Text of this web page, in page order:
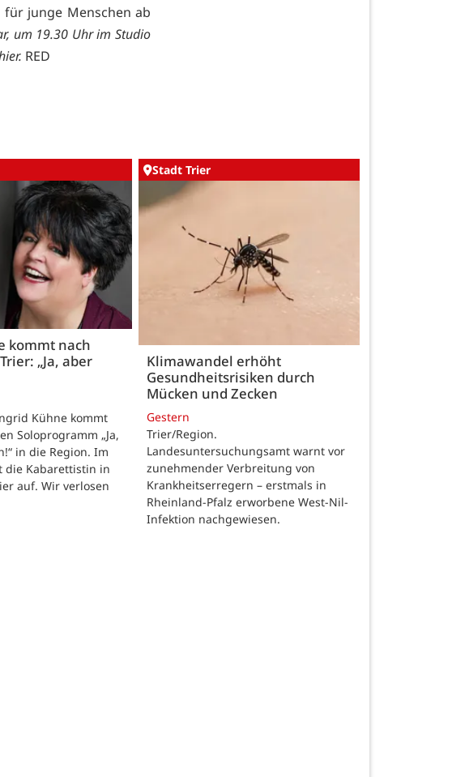
junge Menschen ab
um 19.30 Uhr im Studio
RED
kommt nach
„Ja, aber
Kühne kommt
Soloprogramm „Ja,
in die Region. Im
die Kabarettistin in
auf. Wir verlosen
Stadt Trier
Klimawandel erhöht
Gesundheitsrisiken durch
Mücken und Zecken
Gestern
Trier/Region.
Landesuntersuchungsamt warnt vor
zunehmender Verbreitung von
Krankheitserregern – erstmals in
Rheinland-Pfalz erworbene West-Nil-
Infektion nachgewiesen.